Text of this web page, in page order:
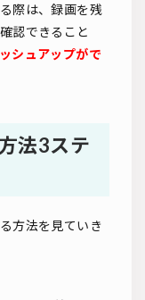
際は、録画を残
認できること
シュアップがで
法3ステ
方法を見ていき